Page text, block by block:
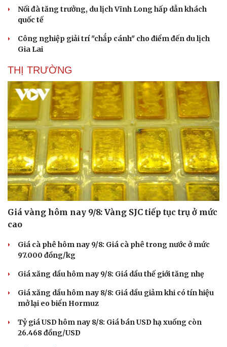
Sức khỏe
Dinh dưỡng - món ngon
Cây thuốc
Sản phụ khoa
Nhi khoa
Nam khoa
Làm đẹp - giảm cân
Ăn sạch sống khỏe
Đời sống
Nhà đẹp
Blog
Tình yêu - Gia đình
Nối đà tăng trưởng, du lịch Vĩnh Long hấp dẫn khách
quốc tế
Công nghiệp giải trí "chắp cánh" cho điểm đến du lịch
Gia Lai
THỊ TRƯỜNG
Giá vàng hôm nay 9/8: Vàng SJC tiếp tục trụ ở mức
cao
Giá cà phê hôm nay 9/8: Giá cà phê trong nước ở mức
97.000 đồng/kg
Giá xăng dầu hôm nay 9/8: Giá dầu thế giới tăng nhẹ
Giá xăng dầu hôm nay 8/8: Giá dầu giảm khi có tín hiệu
mở lại eo biển Hormuz
Tỷ giá USD hôm nay 8/8: Giá bán USD hạ xuống còn
26.468 đồng/USD